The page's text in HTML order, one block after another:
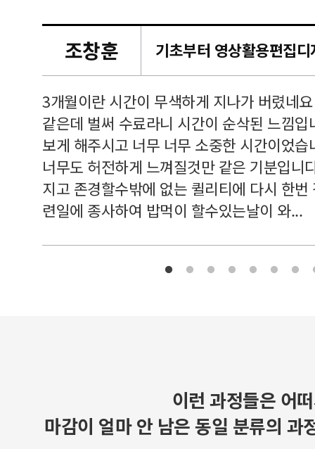
조창훈
3개월이란 시간이 무색하게 지나가 버렸네
같은데 벌써 수료라니 시간이 순삭된 느낌
보게 해주시고 너무 너무 소중한 시간이었
너무도 허전하게 느껴질것만 같은 기분입니
지고 존경할수밖에 없는 퀼리티에 다시 한
련일에 종사하여 밥먹이 할수있는날이 와...
이런 과정들은 어
마감이 얼마 안 남은 동일 분류의 과